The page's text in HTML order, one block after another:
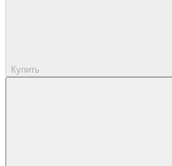
Купить